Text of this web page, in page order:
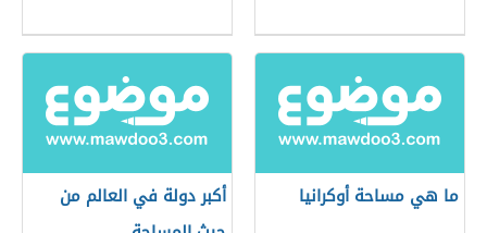
ما هي مساحة أوكرانيا
أكبر دولة في العالم من